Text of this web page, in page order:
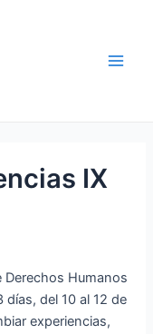
IX
Derechos Humanos
del 10 al 12 de
experiencias,